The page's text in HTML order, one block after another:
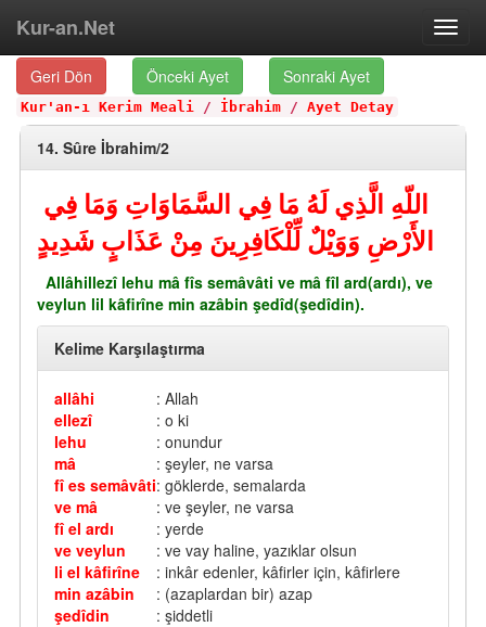
Kur-an.Net
Geri Dön Önceki Ayet Sonraki Ayet
Kur'an-ı Kerim Meali / İbrahim / Ayet Detay
14. Sûre İbrahim/2
اللّهِ الَّذِي لَهُ مَا فِي السَّمَاوَاتِ وَمَا فِي
الأَرْضِ وَوَيْلٌ لِّلْكَافِرِينَ مِنْ عَذَابٍ شَدِيدٍ
Allâhillezî lehu mâ fîs semâvâti ve mâ fîl ard(ardı), ve
veylun lil kâfirîne min azâbin şedîd(şedîdin).
Kelime Karşılaştırma
allâhi
: Allah
ellezî
: o ki
lehu
: onundur
mâ
: şeyler, ne varsa
fî es semâvâti: göklerde, semalarda
ve mâ
: ve şeyler, ne varsa
fî el ardı
: yerde
ve veylun
: ve vay haline, yazıklar olsun
li el kâfirîne
: inkâr edenler, kâfirler için, kâfirlere
min azâbin
: (azaplardan bir) azap
şedîdin
: şiddetli